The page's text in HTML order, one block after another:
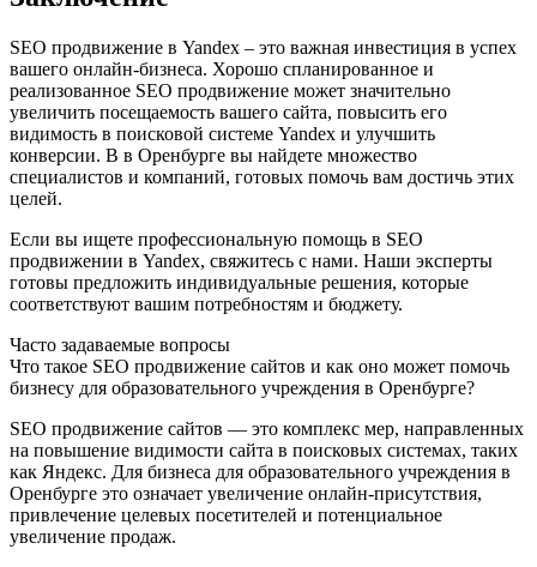
SEO продвижение в Yandex – это важная инвестиция в успех
вашего онлайн-бизнеса. Хорошо спланированное и
реализованное SEO продвижение может значительно
увеличить посещаемость вашего сайта, повысить его
видимость в поисковой системе Yandex и улучшить
конверсии. В в Оренбурге вы найдете множество
специалистов и компаний, готовых помочь вам достичь этих
целей.
Если вы ищете профессиональную помощь в SEO
продвижении в Yandex, свяжитесь с нами. Наши эксперты
готовы предложить индивидуальные решения, которые
соответствуют вашим потребностям и бюджету.
Часто задаваемые вопросы
Что такое SEO продвижение сайтов и как оно может помочь
бизнесу для образовательного учреждения в Оренбурге?
SEO продвижение сайтов — это комплекс мер, направленных
на повышение видимости сайта в поисковых системах, таких
как Яндекс. Для бизнеса для образовательного учреждения в
Оренбурге это означает увеличение онлайн-присутствия,
привлечение целевых посетителей и потенциальное
увеличение продаж.